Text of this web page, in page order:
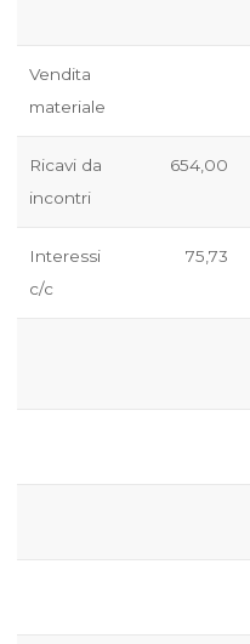
Vendita
materiale
Ricavi da
incontri
654,00
Interessi
c/c
75,73